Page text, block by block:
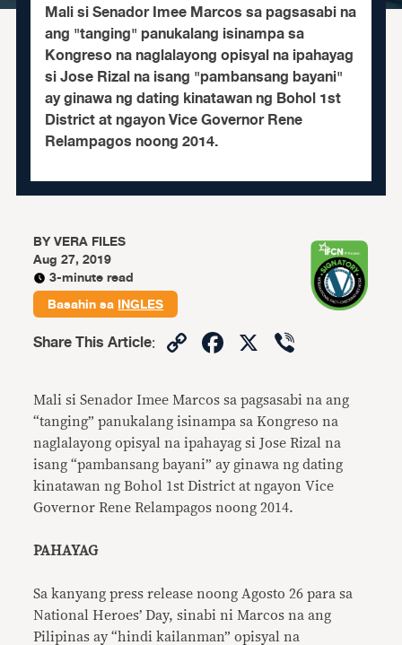
Mali si Senador Imee Marcos sa pagsasabi na
ang "tanging" panukalang isinampa sa
Kongreso na naglalayong opisyal na ipahayag
si Jose Rizal na isang "pambansang bayani"
ay ginawa ng dating kinatawan ng Bohol 1st
District at ngayon Vice Governor Rene
Relampagos noong 2014.
BYVERA FILES
Aug 27, 2019
3-minute read
Basahin saINGLES
Share This Article: CopyFacebook
X
Mali si Senador Imee Marcos sa pagsasabi na ang
“tanging” panukalang isinampa sa Kongreso na
naglalayong opisyal na ipahayag si Jose Rizal na
isang “pambansang bayani” ay ginawa ng dating
kinatawan ng Bohol 1st District at ngayon Vice
Governor Rene Relampagos noong 2014.
PAHAYAG
Sa kanyang press release noong Agosto 26 para sa
National Heroes’ Day, sinabi ni Marcos na ang
Pilipinas ay “hindi kailanman” opisyal na